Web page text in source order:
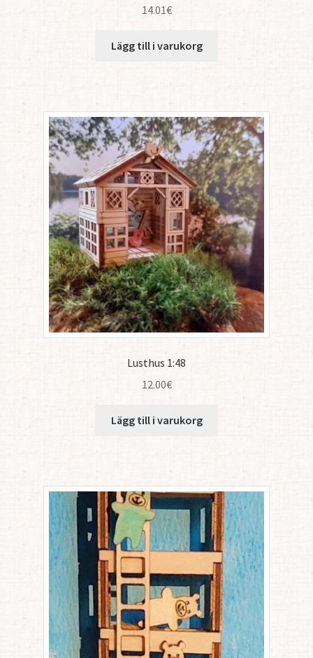
14.01€
Lägg till i varukorg
Lusthus 1:48
12.00€
Lägg till i varukorg